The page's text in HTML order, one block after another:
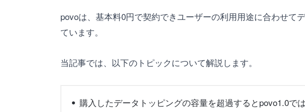
povoは、基本料0円で契約できユーザーの利用用途に合わせ
ています。
当記事では、以下のトピックについて解説します。
購入したデータトッピングの容量を超過するとpovo1.0で